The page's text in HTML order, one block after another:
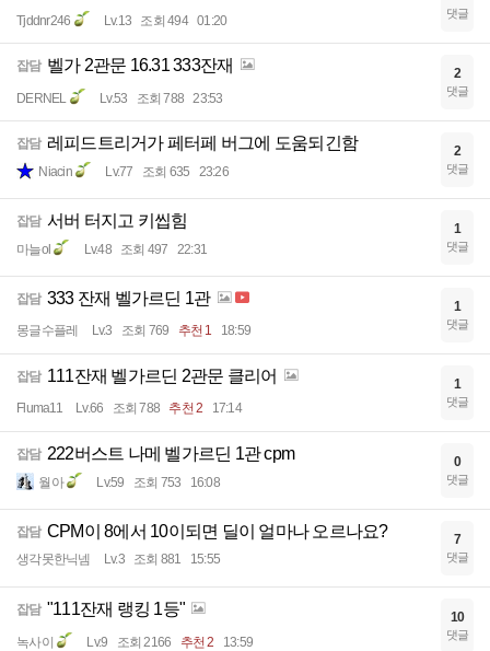
Tjddnr246 Lv.13 조회 494 01:20 댓글
잡담 벨가 2관문 16.31 333잔재
DERNEL Lv.53 조회 788 23:53
2
댓글
잡담 레피드트리거가 페터페 버그에 도움되긴함
Niacin Lv.77 조회 635 23:26
2
댓글
잡담 서버 터지고 키씹힘
마늘ol Lv.48 조회 497 22:31
1
댓글
잡담 333 잔재 벨가르딘 1관
몽글수플레 Lv.3 조회 769 추천 1 18:59
1
댓글
잡담 111잔재 벨가르딘 2관문 클리어
Fluma11 Lv.66 조회 788 추천 2 17:14
1
댓글
잡담 222버스트 나메 벨가르딘 1관 cpm
월아 Lv.59 조회 753 16:08
0
댓글
잡담 CPM이 8에서 10이되면 딜이 얼마나 오르나요?
생각못한닉넴 Lv.3 조회 881 15:55
7
댓글
잡담 "111잔재 랭킹 1등"
녹사이 Lv.9 조회 2166 추천 2 13:59
10
댓글